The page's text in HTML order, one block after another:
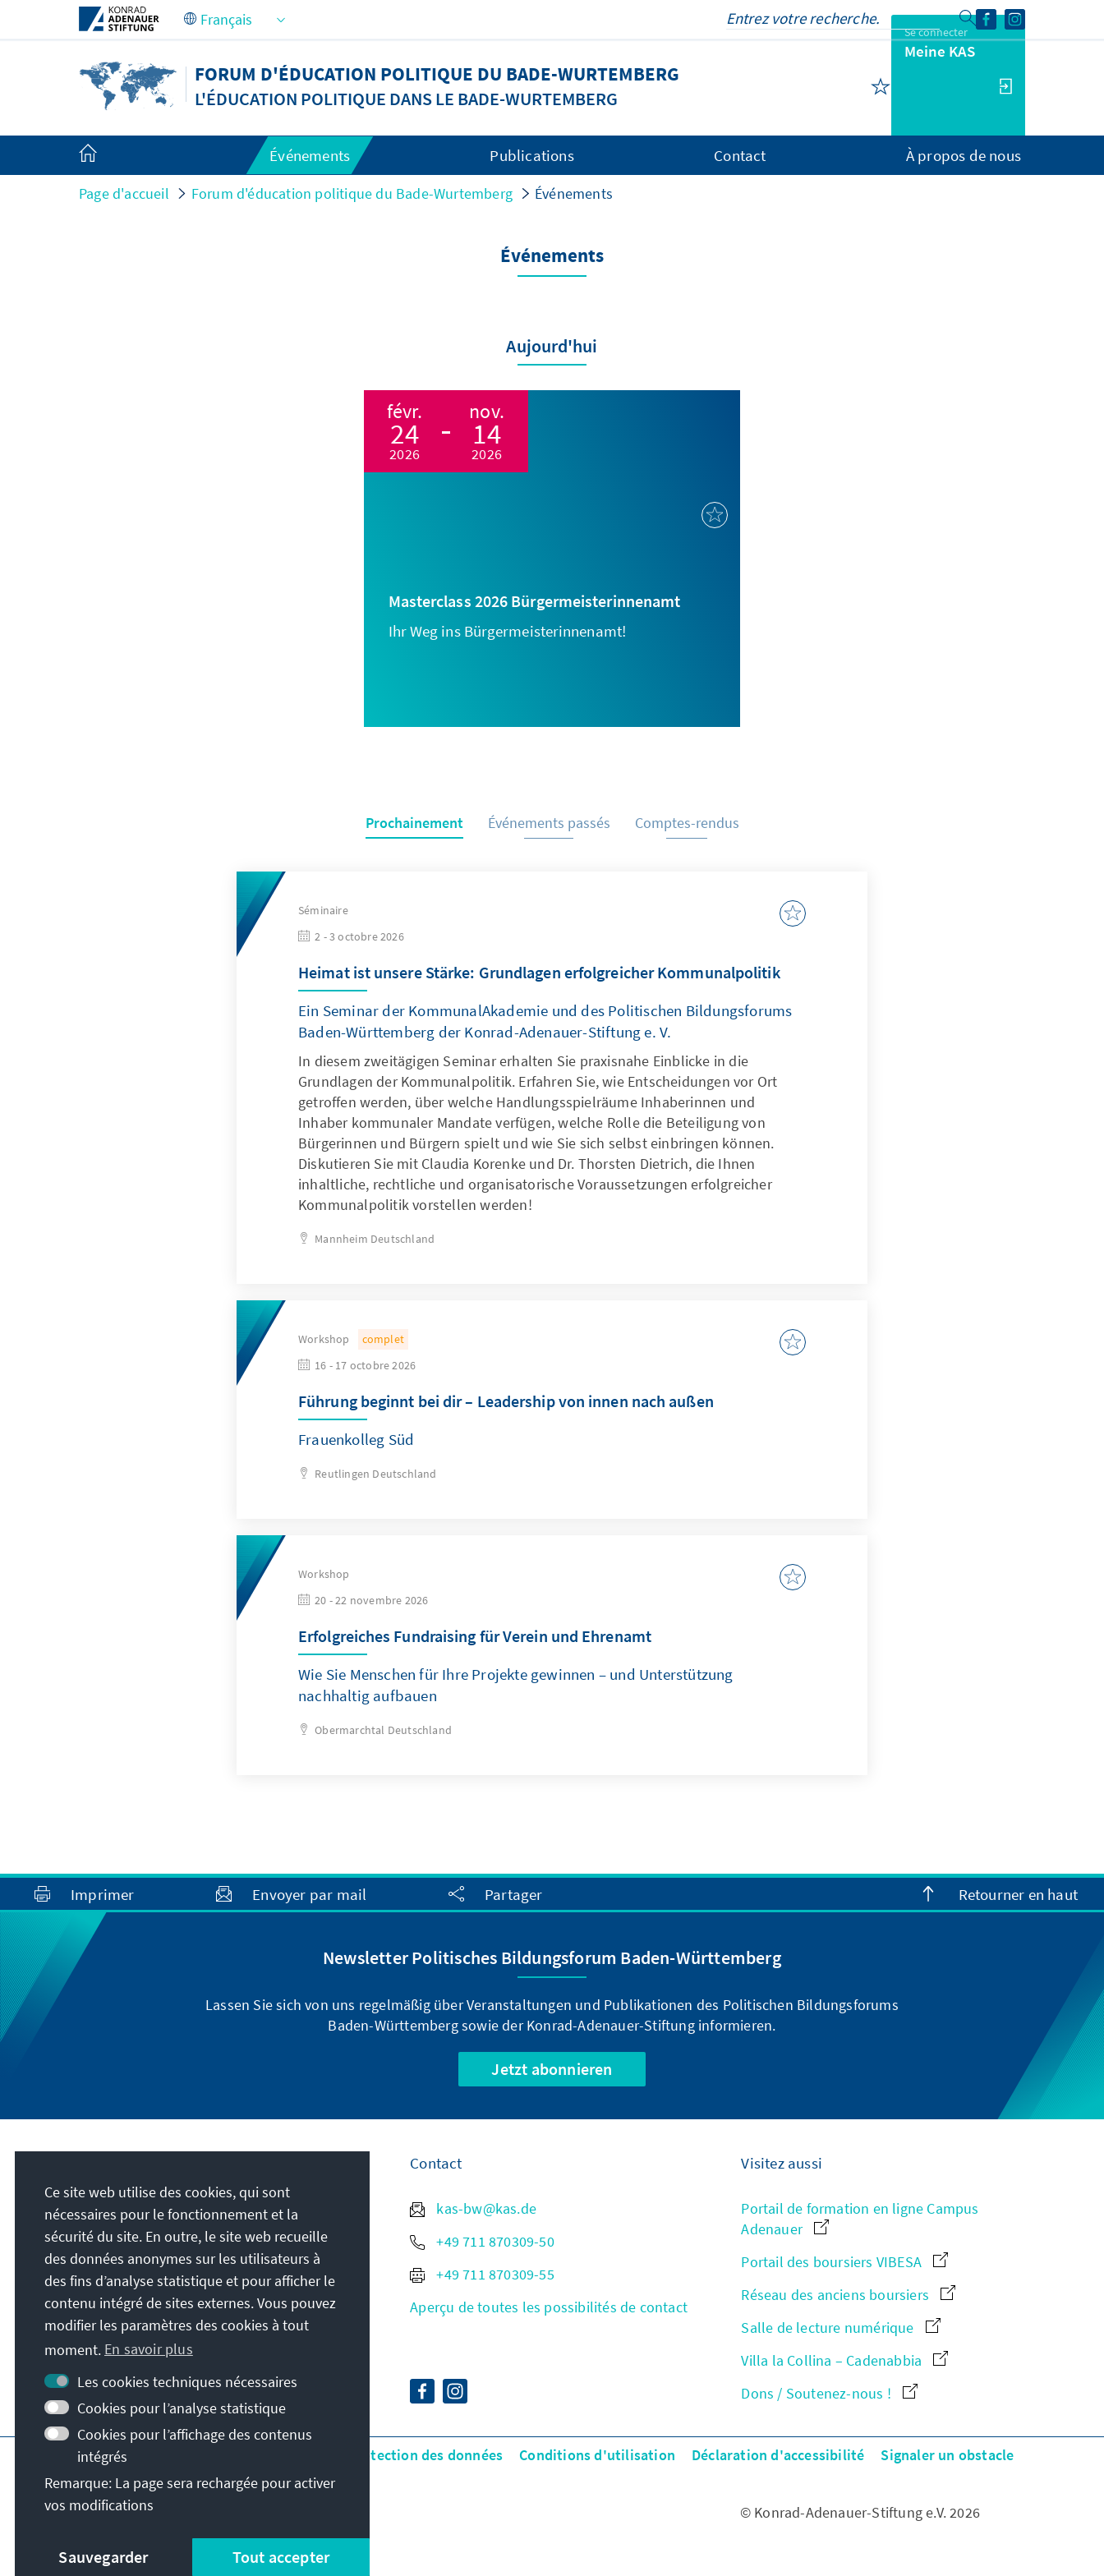
Saut au contenu principal
FORUM D'ÉDUCATION POLITIQUE DU BADE-WURTEMBERG
L'ÉDUCATION POLITIQUE DANS LE BADE-WURTEMBERG
Se connecter
Meine KAS
Événements Publications Contact À propos de nous
Page d'accueil Forum d'éducation politique du Bade-Wurtemberg Événements
Événements
Aujourd'hui
févr.
24
2026
nov.
14
2026
Masterclass 2026 Bürgermeisterinnenamt
Ihr Weg ins Bürgermeisterinnenamt!
Prochainement Événements passés Comptes-rendus
Séminaire
2 - 3 octobre 2026
Heimat ist unsere Stärke: Grundlagen erfolgreicher Kommunalpolitik
Ein Seminar der KommunalAkademie und des Politischen Bildungsforums
Baden-Württemberg der Konrad-Adenauer-Stiftung e. V.
In diesem zweitägigen Seminar erhalten Sie praxisnahe Einblicke in die
Grundlagen der Kommunalpolitik. Erfahren Sie, wie Entscheidungen vor Ort
getroffen werden, über welche Handlungsspielräume Inhaberinnen und
Inhaber kommunaler Mandate verfügen, welche Rolle die Beteiligung von
Bürgerinnen und Bürgern spielt und wie Sie sich selbst einbringen können.
Diskutieren Sie mit Claudia Korenke und Dr. Thorsten Dietrich, die Ihnen
inhaltliche, rechtliche und organisatorische Voraussetzungen erfolgreicher
Kommunalpolitik vorstellen werden!
Mannheim Deutschland
Workshop
complet
16 - 17 octobre 2026
Führung beginnt bei dir – Leadership von innen nach außen
Frauenkolleg Süd
Reutlingen Deutschland
Workshop
20 - 22 novembre 2026
Erfolgreiches Fundraising für Verein und Ehrenamt
Wie Sie Menschen für Ihre Projekte gewinnen – und Unterstützung
nachhaltig aufbauen
Obermarchtal Deutschland
Imprimer Envoyer par mail Partager Retourner en haut
Newsletter Politisches Bildungsforum Baden-Württemberg
Lassen Sie sich von uns regelmäßig über Veranstaltungen und Publikationen des Politischen Bildungsforums
Baden-Württemberg sowie der Konrad-Adenauer-Stiftung informieren.
Jetzt abonnieren
Konrad-Adenauer-Stiftung e.V.
Forum d'éducation politique du Bade-
Wurtemberg
Lange Str. 51
70174Stuttgart
Allemagne
Contact
kas-bw@kas.de
+49 711 870309-50
+49 711 870309-55
Aperçu de toutes les possibilités de contact
Visitez aussi
Portail de formation en ligne Campus
Adenauer
Portail des boursiers VIBESA
Réseau des anciens boursiers
Salle de lecture numérique
Villa la Collina – Cadenabbia
Dons / Soutenez-nous !
Page principale de la KAS Protection des données Conditions d'utilisation Déclaration d'accessibilité
Signaler un obstacle
Conditions générales
© Konrad-Adenauer-Stiftung e.V. 2026
Ce site web utilise des cookies, qui sont
nécessaires pour le fonctionnement et la
sécurité du site. En outre, le site web recueille
des données anonymes sur les utilisateurs à
des fins d’analyse statistique et pour afficher le
contenu intégré de sites externes. Vous pouvez
modifier les paramètres des cookies à tout
moment. En savoir plus
Les cookies techniques nécessaires
Cookies pour l’analyse statistique
Cookies pour l’affichage des contenus
intégrés
Remarque: La page sera rechargée pour activer
vos modifications
Sauvegarder Tout accepter